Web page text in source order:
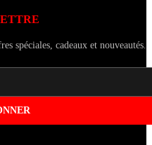
spéciales, cadeaux et nouveautés.